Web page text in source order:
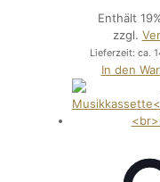
Enthält
zzgl.
Lieferzeit: ca.
In den